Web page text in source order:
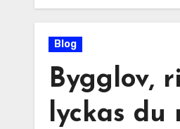
Blog
Bygglov,
lyckas du